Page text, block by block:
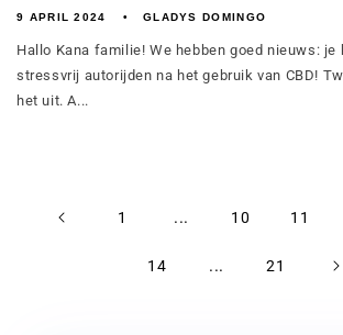
9 APRIL 2024 GLADYS DOMINGO
Hallo Kana familie! We hebben goed nieuws: je
stressvrij autorijden na het gebruik van CBD!
het uit. A...
1 ... 10 11
14 ... 21